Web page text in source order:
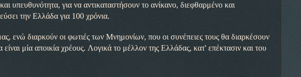
υπευθυνότητα, για να αντικαταστήσουν το ανίκανο, διεφθαρμένο και
την Ελλάδα για 100 χρόνια.
ενώ διαρκούν οι φωτιές των Μνημονίων, που οι συνέπειες τους θα διαρκέσουν
μία αποικία χρέους. Λογικά το μέλλον της Ελλάδας, κατ' επέκτασιν και του